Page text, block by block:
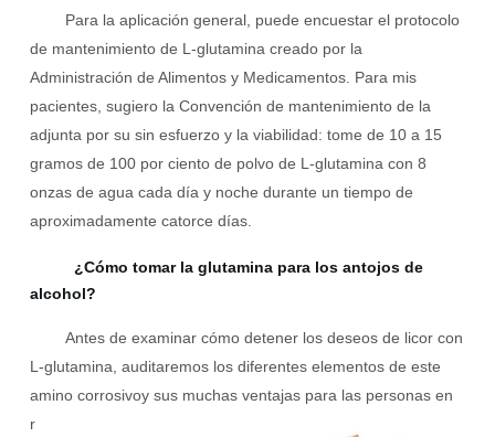
Para la aplicación general, puede encuestar el protocolo
de mantenimiento de L-glutamina creado por la
Administración de Alimentos y Medicamentos. Para mis
pacientes, sugiero la Convención de mantenimiento de la
adjunta por su sin esfuerzo y la viabilidad: tome de 10 a 15
gramos de 100 por ciento de polvo de L-glutamina con 8
onzas de agua cada día y noche durante un tiempo de
aproximadamente catorce días.
¿Cómo tomar la glutamina para los antojos de
alcohol?
Antes de examinar cómo detener los deseos de licor con
L-glutamina, auditaremos los diferentes elementos de este
amino corrosivoy sus muchas ventajas para las personas en
r